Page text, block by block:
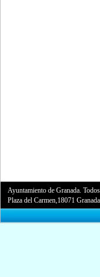
Ayuntamiento de Granada.
Plaza del Carmen,18071 Granada